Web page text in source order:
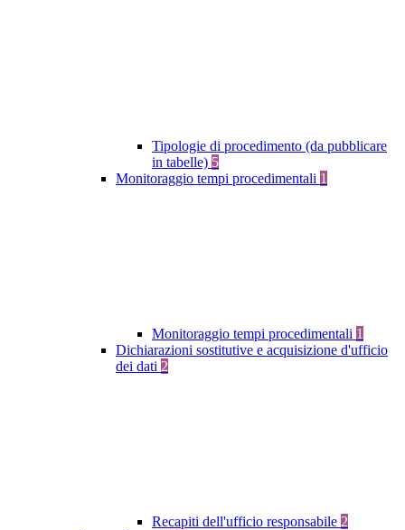
Tipologie di procedimento (da pubblicare
in tabelle) 5
Monitoraggio tempi procedimentali 1
Monitoraggio tempi procedimentali 1
Dichiarazioni sostitutive e acquisizione d'ufficio
dei dati 2
Recapiti dell'ufficio responsabile 2